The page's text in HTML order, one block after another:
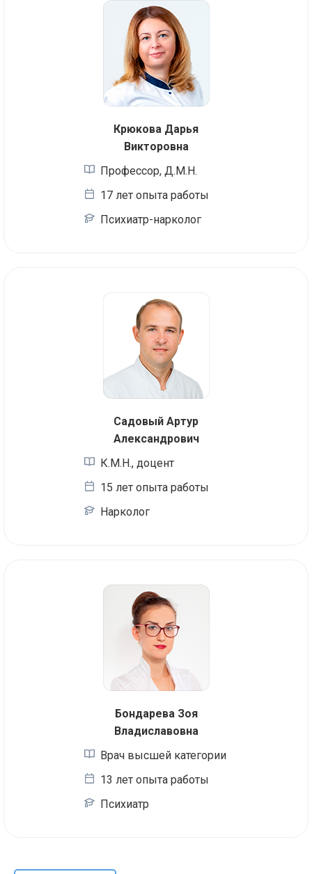
Крюкова Дарья
Викторовна
Профессор, Д.М.Н.
17 лет опыта работы
Психиатр-нарколог
Садовый Артур
Александрович
К.М.Н., доцент
15 лет опыта работы
Нарколог
Бондарева Зоя
Владиславовна
Врач высшей категории
13 лет опыта работы
Психиатр